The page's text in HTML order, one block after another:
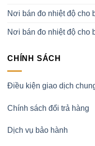
Nơi bán đo nhiệt độ cho
Nơi bán đo nhiệt độ cho
CHÍNH SÁCH
Điều kiện giao dịch
Chính sách đổi trả hàng
Dịch vụ bảo hành